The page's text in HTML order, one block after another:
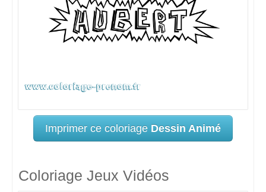
Imprimer ce coloriage Dessin Animé
Coloriage Jeux Vidéos